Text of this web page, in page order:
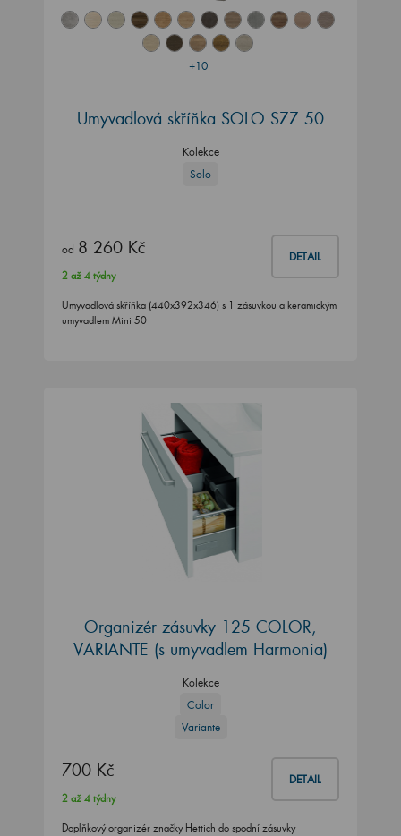
+10
Umyvadlová skříňka SOLO SZZ 50
Kolekce
Solo
od 8 260 Kč DETAIL
2 až 4 týdny
Umyvadlová skříňka (440x392x346) s 1 zásuvkou a keramickým
umyvadlem Mini 50
Organizér zásuvky 125 COLOR,
VARIANTE (s umyvadlem Harmonia)
Kolekce
Color
Variante
700 Kč DETAIL
2 až 4 týdny
Doplňkový organizér značky Hettich do spodní zásuvky